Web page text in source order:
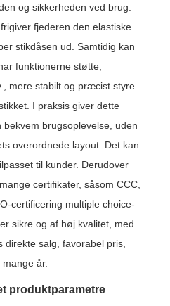
og sikkerheden ved brug.
fjederen den elastiske
stikdåsen ud. Samtidig kan
funktionerne støtte,
mere stabilt og præcist styre
I praksis giver dette
brugsoplevelse, uden
overordnede layout. Det kan
til kunder. Derudover
certifikater, såsom CCC,
certificering multiple choice-
sikre og af høj kvalitet, med
direkte salg, favorabel pris,
år.
produktparametre